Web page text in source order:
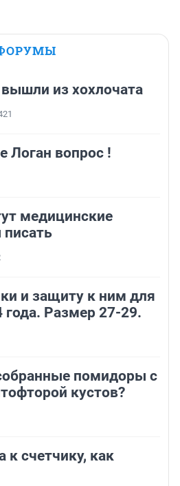
из хохлочата
Логан вопрос !
медицинские
и защиту к ним для
года. Размер 27-29.
помидоры с
кустов?
к счетчику, как